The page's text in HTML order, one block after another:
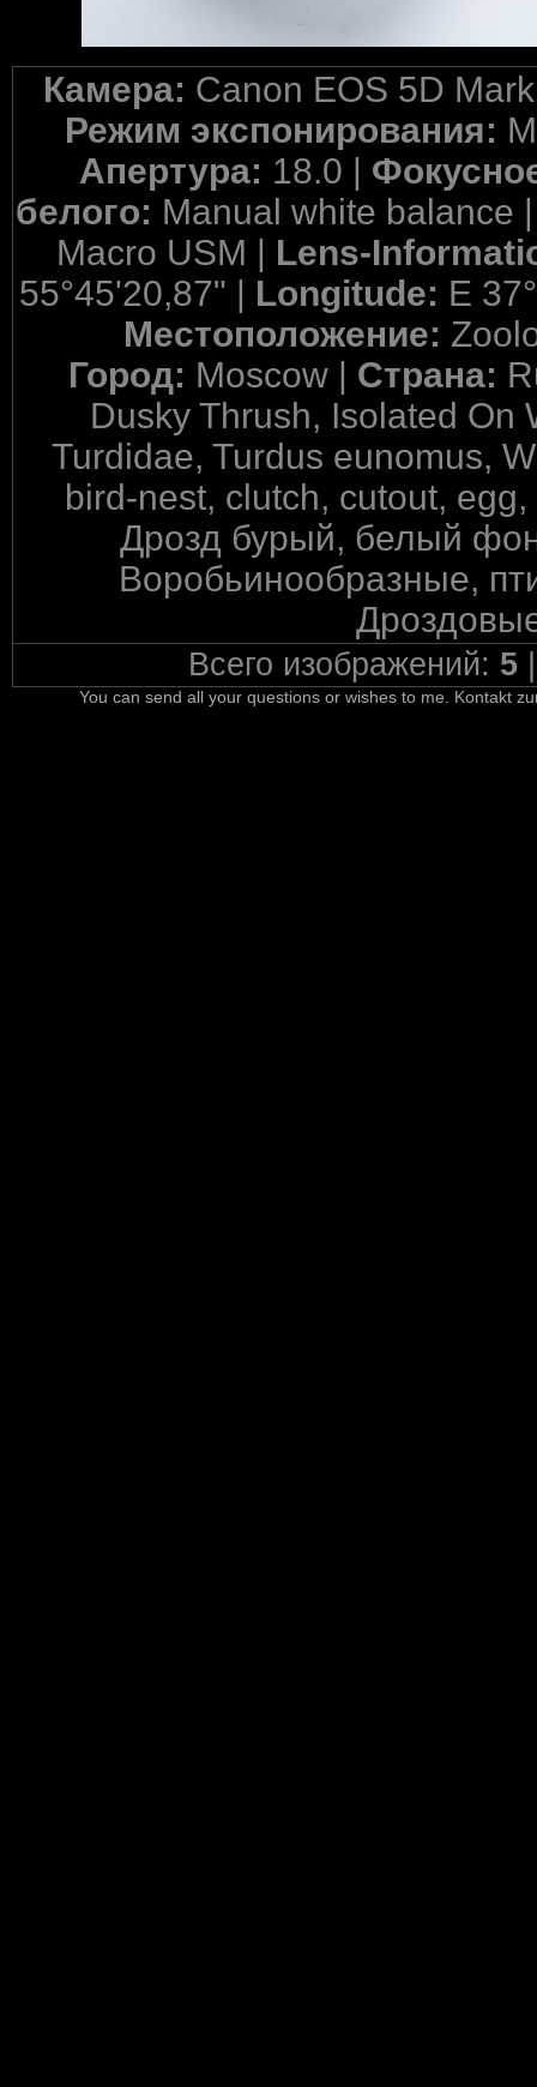
Камера: Canon EOS 5D
Режим экспонирования:
Апертура: 18.0 |
белого: Manual white balance
Macro USM | Lens-
55°45'20,87" | Longitude: E
Местоположение:
Город: Moscow | Страна:
Dusky Thrush, Isolated On
Turdidae, Turdus eunomus,
bird-nest, clutch, cutout,
Дрозд бурый, белый
Воробьинообразные,
Всего изображений: 5
You can send all your questions or wishes to me. Kontakt